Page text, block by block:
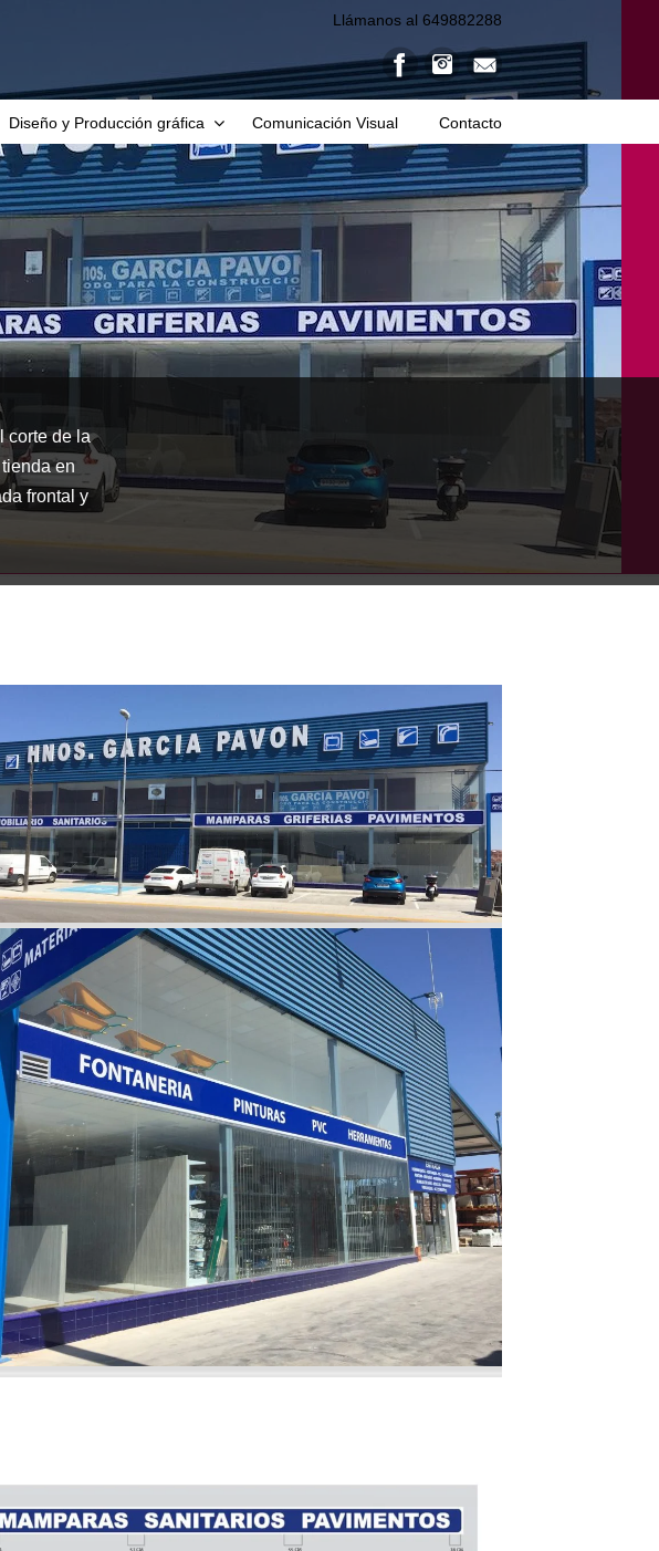
Llámanos al 649882288
Diseño y Producción gráfica Comunicación Visual Contacto
corte de la
en
frontal y